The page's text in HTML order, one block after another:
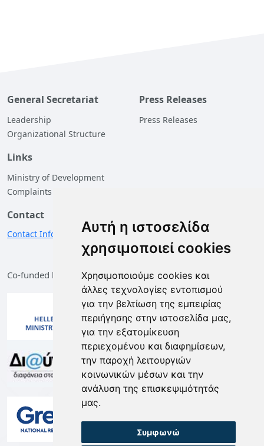
Αυτή η ιστοσελίδα
χρησιμοποιεί cookies
Χρησιμοποιούμε cookies και
άλλες τεχνολογίες εντοπισμού
για την βελτίωση της εμπειρίας
περιήγησης στην ιστοσελίδα μας,
για την εξατομίκευση
περιεχομένου και διαφημίσεων,
την παροχή λειτουργιών
κοινωνικών μέσων και την
ανάλυση της επισκεψιμότητάς
μας.
Συμφωνώ
General Secretariat
Leadership
Organizational Structure
Press Releases
Press Releases
Links
Ministry of Development
Complaints
Contact
Contact Information
Co-funded by the European Union and Greece